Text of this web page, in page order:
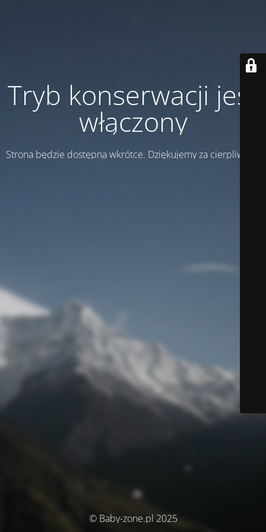
Tryb konserwacji jest
włączony
Strona będzie dostępna wkrótce. Dziękujemy za cierpliwość!
© Baby-zone.pl 2025